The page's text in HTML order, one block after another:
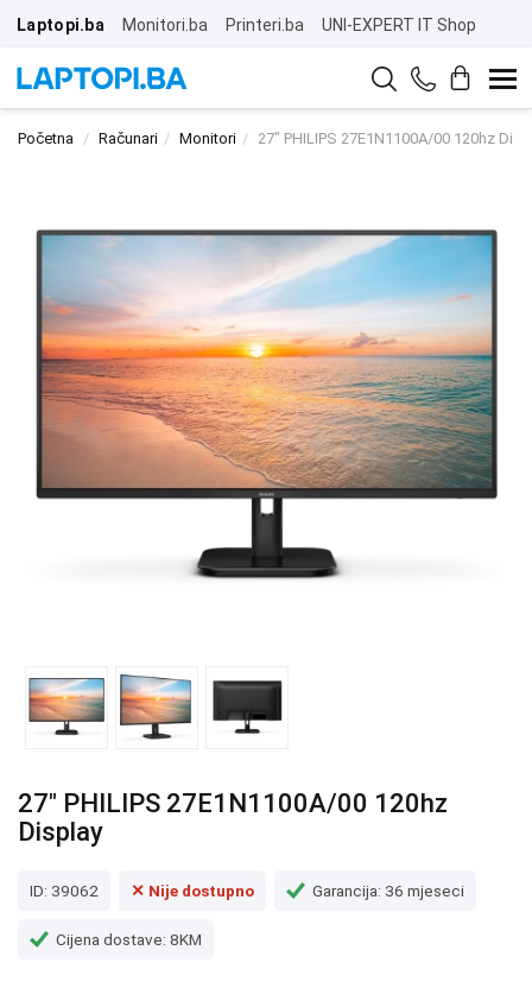
Laptopi.ba Monitori.ba Printeri.ba UNI-EXPERT IT Shop
Početna Računari Monitori 27" PHILIPS 27E1N1100A/00 120hz
27" PHILIPS 27E1N1100A/00 120hz
Display
ID: 39062 ✕ Nije dostupno Garancija: 36 mjeseci
Cijena dostave: 8KM